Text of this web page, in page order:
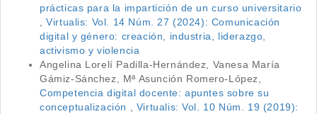
prácticas para la impartición de un curso universitario
,Virtualis: Vol. 14 Núm. 27 (2024): Comunicación
digital y género: creación, industria, liderazgo,
activismo y violencia
Angelina Lorelí Padilla-Hernández, Vanesa María
Gámiz-Sánchez, Mª Asunción Romero-López,
Competencia digital docente: apuntes sobre su
conceptualización
Virtualis: Vol. 10 Núm. 19 (2019):